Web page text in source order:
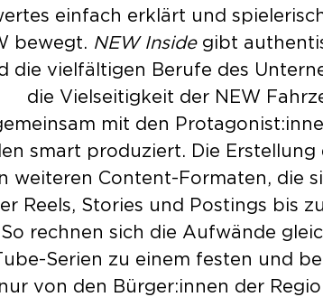
einfach erklärt und
bewegt. NEW Insidegibt
die vielfältigen Berufe des
die Vielseitigkeit der NEW
mit den
smart produziert. Die
weiteren Content-Formaten, die
Reels, Stories und Postings bis
So rechnen sich die Aufwände
Serien zu einem festen und
von den Bürger:innen der